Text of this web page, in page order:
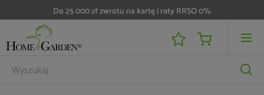
Do 25 000 zł zwrotu na kartę i raty RRSO 0%